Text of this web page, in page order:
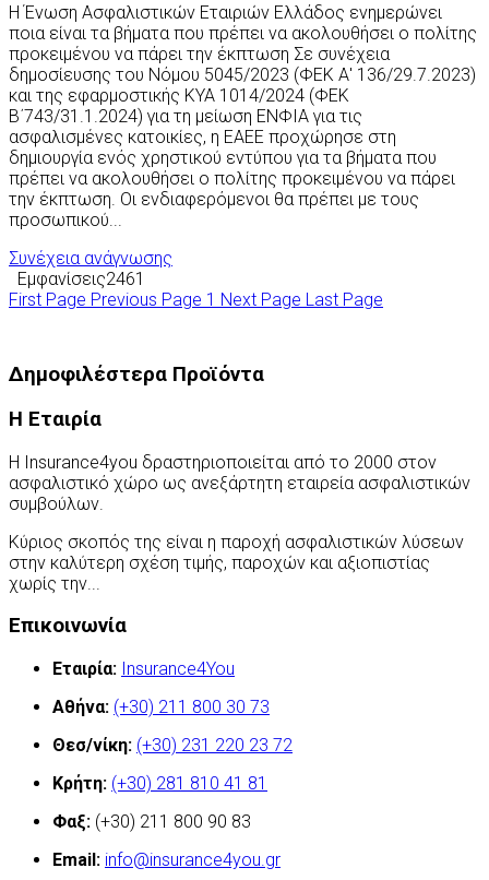
Η Ένωση Ασφαλιστικών Εταιριών Ελλάδος ενημερώνει
ποια είναι τα βήματα που πρέπει να ακολουθήσει ο πολίτης
προκειμένου να πάρει την έκπτωση Σε συνέχεια
δημοσίευσης του Νόμου 5045/2023 (ΦΕΚ Α' 136/29.7.2023)
και της εφαρμοστικής ΚΥΑ 1014/2024 (ΦΕΚ
Β΄743/31.1.2024) για τη μείωση ΕΝΦΙΑ για τις
ασφαλισμένες κατοικίες, η ΕΑΕΕ προχώρησε στη
δημιουργία ενός χρηστικού εντύπου για τα βήματα που
πρέπει να ακολουθήσει ο πολίτης προκειμένου να πάρει
την έκπτωση. Οι ενδιαφερόμενοι θα πρέπει με τους
προσωπικού...
Συνέχεια ανάγνωσης
Εμφανίσεις2461
First Page Previous Page 1 Next Page Last Page
Δημοφιλέστερα Προϊόντα
Η Εταιρία
Η Insurance4you δραστηριοποιείται από το 2000 στον
ασφαλιστικό χώρο ως ανεξάρτητη εταιρεία ασφαλιστικών
συμβούλων.
Κύριος σκοπός της είναι η παροχή ασφαλιστικών λύσεων
στην καλύτερη σχέση τιμής, παροχών και αξιοπιστίας
χωρίς την...
Επικοινωνία
Εταιρία: Insurance4You
Αθήνα: (+30) 211 800 30 73
Θεσ/νίκη: (+30) 231 220 23 72
Κρήτη: (+30) 281 810 41 81
Φαξ: (+30) 211 800 90 83
Email: info@insurance4you.gr